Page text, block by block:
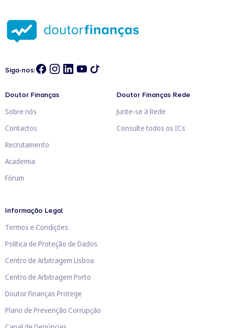
Siga-nos:
Doutor Finanças
Sobre nós
Contactos
Recrutamento
Academia
Fórum
Doutor Finanças Rede
Junte-se à Rede
Consulte todos os ICs
Informação Legal
Termos e Condições
Política de Proteção de Dados
Centro de Arbitragem Lisboa
Centro de Arbitragem Porto
Doutor Finanças Protege
Plano de Prevenção Corrupção